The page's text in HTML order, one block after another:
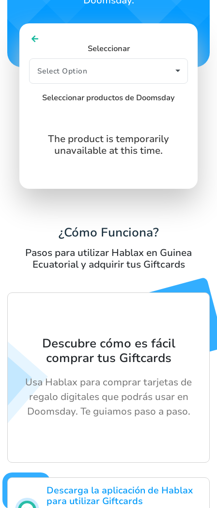
Seleccionar
Seleccionar productos de Doomsday
The product is temporarily
unavailable at this time.
¿Cómo Funciona?
Pasos para utilizar Hablax en Guinea
Ecuatorial y adquirir tus Giftcards
Descarga la aplicación de Hablax
para utilizar Giftcards
Descubre cómo es fácil
comprar tus Giftcards
Usa Hablax para comprar tarjetas de
regalo digitales que podrás usar en
Doomsday. Te guiamos paso a paso.